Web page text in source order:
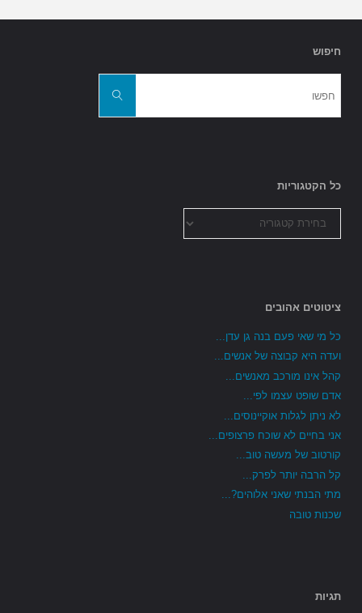
חיפוש
חפשו
כל הקטגוריות
הקטגוריות
ציטוטים אהובים
כל מי שאי פעם בנה גן עדן...
ועדה היא קבוצה של אנשים...
קהל אינו מורכב מאנשים...
אדם שופט עצמו לפי...
לא ניתן לגלות אוקיינוסים...
אני בחיים לא שוכח פרצופים...
קורטוב של מעשה טוב...
קל הרבה יותר לפרק...
מתי הבנתי שאני אלוהים?...
שכנות טובה
תגיות